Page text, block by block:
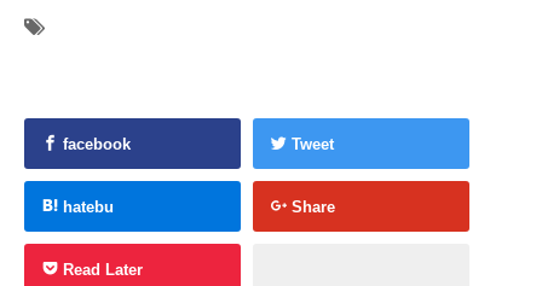
facebook Tweet
hatebu Share
Read Later